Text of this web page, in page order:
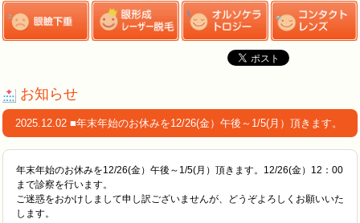
お知らせ
2025.12.02 ■年末年始のお休みを12/26(金）午後～1/5(月）頂きます。
年末年始のお休みを12/26(金）午後～1/5(月）頂きます。12/26(金）12：00
まで診察を行います。
ご迷惑をおかけしまして申し訳ございませんが、どうぞよろしくお願いいた
します。